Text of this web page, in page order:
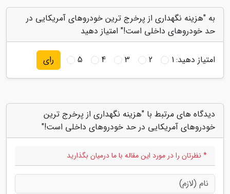
به "هزینه نگهداری از پرخرج ترین خودروهای آمریکایی در
حد خودروهای داخلی است!" امتیاز دهید
امتیاز دهید:1
2
3
4
5 رای
دیدگاه های مرتبط با "هزینه نگهداری از پرخرج ترین
خودروهای آمریکایی در حد خودروهای داخلی است!"
* نظرتان را در مورد این مقاله با ما درمیان بگذارید